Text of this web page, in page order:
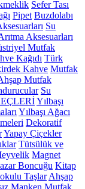
Sefer Tası
Pipet Buzdolabı
Su
Aksesuarları
Mutfak
Kağıdı Türk
Kahve Mutfak
Mutfak
Su
Yılbaşı
Yılbaşı Ağacı
Dekoratif
Yapay Çiçekler
Tütsülük ve
Magnet
Boncuğu Kitap
Taşlar Ahşap
Manken Mutfak